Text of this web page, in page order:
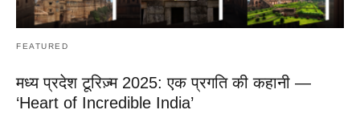
FEATURED
मध्य प्रदेश टूरिज़्म 2025: एक प्रगति की कहानी —
‘Heart of Incredible India’